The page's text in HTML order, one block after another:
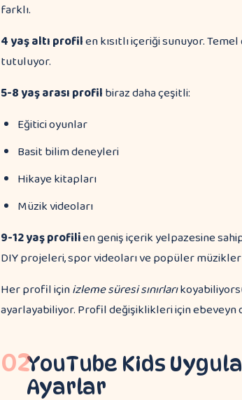
farklı.
4 yaş altı profilen kısıtlı içeriği sunuyor.
tutuluyor.
5-8 yaş arası profilbiraz daha çeşitli:
Eğitici oyunlar
Basit bilim deneyleri
Hikaye kitapları
Müzik videoları
9-12 yaş profilien geniş içerik yelpazesine
DIY projeleri, spor videoları ve popüler
Her profil içinizleme süresi sınırları
ayarlayabiliyor. Profil değişiklikleri için ebeveyn
02YouTube Kids
Ayarlar